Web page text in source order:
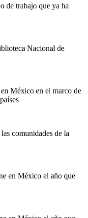
de trabajo que ya ha
Nacional de
México en el marco de
comunidades de la
en México el año que